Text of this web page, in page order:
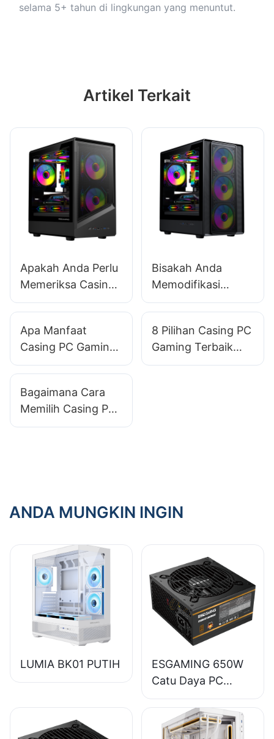
selama 5+ tahun di lingkungan yang menuntut.
Artikel Terkait
Apakah Anda Perlu
Memeriksa Casing
PC Gaming
Pengadaan Skala
Besar?
Bisakah Anda
Memodifikasi
Casing PC Standar
Apa Manfaat
Casing PC Gaming
Full-Tower Bagi
8 Pilihan Casing PC
Gaming Terbaik
yang Cocok untuk
Bagaimana Cara
Memilih Casing PC
Gaming yang
ANDA MUNGKIN INGIN
LUMIA BK01 PUTIH
ESGAMING 650W
Catu Daya PC
Desktop Modul
Penuh Berkualitas
Tinggi Efisiensi